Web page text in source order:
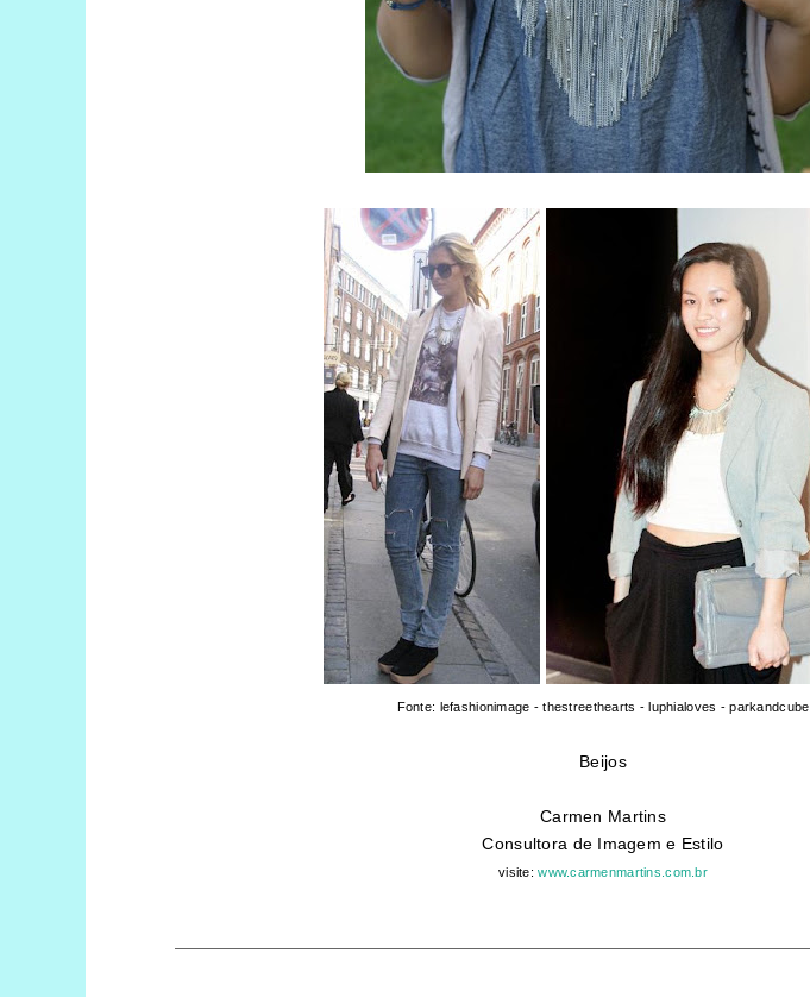
Fonte: lefashionimage - thestreethearts - luphialoves - parkandcube
Beijos
Carmen Martins
Consultora de Imagem e Estilo
visite:www.carmenmartins.com.br